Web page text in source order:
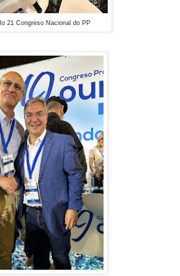
21 Congreso Nacional do PP